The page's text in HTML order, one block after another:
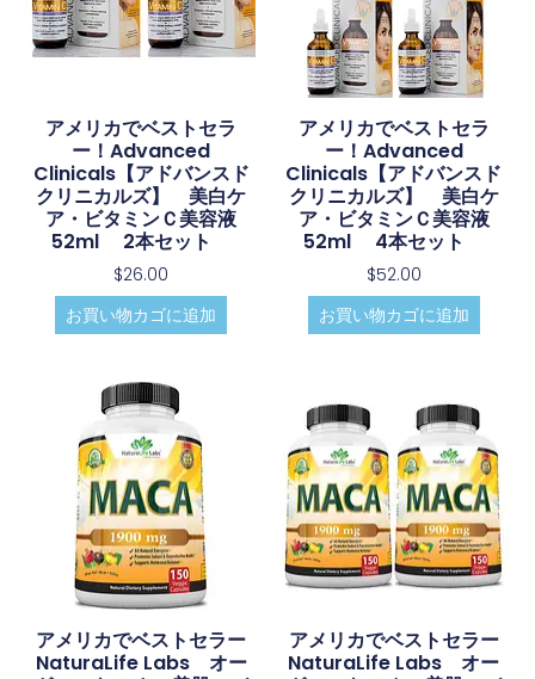
アメリカでベストセラ
ー！Advanced
Clinicals【アドバンスド
クリニカルズ】 美白ケ
ア・ビタミンＣ美容液
52ml 2本セット
$26.00
お買い物カゴに追加
アメリカでベストセラ
ー！Advanced
Clinicals【アドバンスド
クリニカルズ】 美白ケ
ア・ビタミンＣ美容液
52ml 4本セット
$52.00
お買い物カゴに追加
アメリカでベストセラー
NaturaLife Labs オー
アメリカでベストセラー
NaturaLife Labs オー